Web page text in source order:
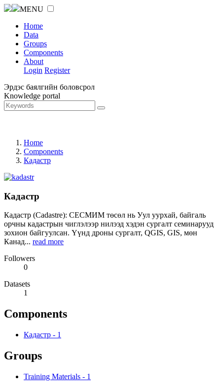
MENU
Home
Data
Groups
Components
About
Login Register
Эрдэс баялгийн боловсрол
Knowledge portal
Home
Components
Кадастр
Кадастр
Кадастр (Cadastre): СЕСМИМ төсөл нь Уул уурхай, байгаль
орчны кадастрын чиглэлээр нилээд хэдэн сургалт семинарууд
зохион байгуулсан. Үүнд дроны сургалт, QGIS, GIS, мөн
Канад... read more
Followers
0
Datasets
1
Components
Кадастр - 1
Groups
Training Materials - 1